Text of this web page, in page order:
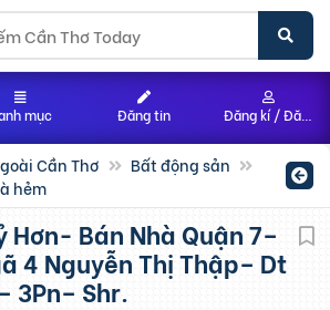
Cần Thơ
Bất động sản
hẻm
4 Nguyễn Thị Thập– Dt
3Pn– Shr.
mục Đăng tin